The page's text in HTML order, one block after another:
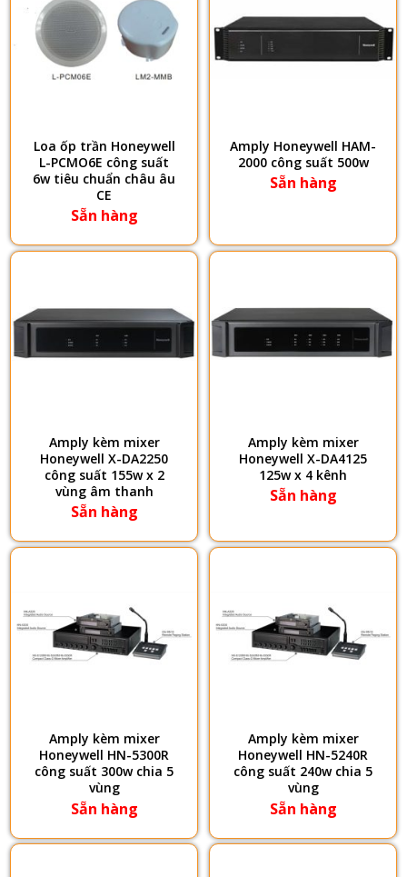
Loa ốp trần Honeywell
L-PCMO6E công suất
6w tiêu chuẩn châu âu
CE
Sẵn hàng
Amply Honeywell HAM-
2000 công suất 500w
Sẵn hàng
Amply kèm mixer
Honeywell X-DA2250
công suất 155w x 2
vùng âm thanh
Sẵn hàng
Amply kèm mixer
Honeywell X-DA4125
125w x 4 kênh
Sẵn hàng
Amply kèm mixer
Honeywell HN-5300R
công suất 300w chia 5
vùng
Sẵn hàng
Amply kèm mixer
Honeywell HN-5240R
công suất 240w chia 5
vùng
Sẵn hàng